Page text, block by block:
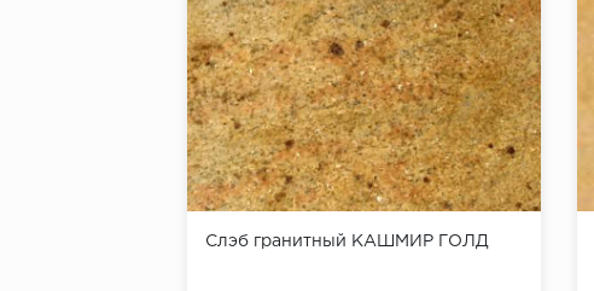
Слэб гранитный КАШМИР ГОЛД